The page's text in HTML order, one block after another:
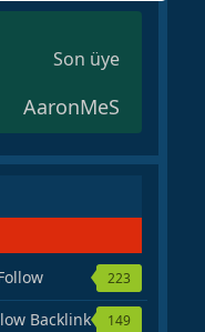
Son üye
AaronMeS
223
Backlink
149